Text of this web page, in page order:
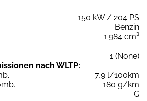
150 kW / 204 PS
Benzin
1.984 cm³
1 (None)
nach WLTP:
7,9 l/100km
180 g/km
G